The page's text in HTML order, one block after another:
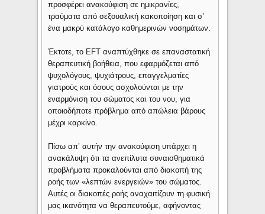
προσφέρει ανακούφιση σε ημικρανίες,
τραύματα από σεξουαλική κακοποίηση και σ’
ένα μακρύ κατάλογο καθημερινών νοσημάτων.
Έκτοτε, το EFT αναπτύχθηκε σε επαναστατική
θεραπευτική βοήθεια, που εφαρμόζεται από
ψυχολόγους, ψυχιάτρους, επαγγελματίες
γιατρούς και όσους ασχολούνται με την
εναρμόνιση του σώματος και του νου, για
οποιοδήποτε πρόβλημα από απώλεια βάρους
μέχρι καρκίνο.
Πίσω απ’ αυτήν την ανακούφιση υπάρχει η
ανακάλυψη ότι τα ανεπίλυτα συναισθηματικά
προβλήματα προκαλούνται από διακοπή της
ροής των «λεπτών ενεργειών» του σώματος.
Αυτές οι διακοπές ροής αναχαιτίζουν τη φυσική
μας ικανότητα να θεραπευτούμε, αφήνοντας